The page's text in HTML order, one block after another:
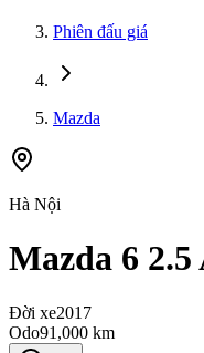
Phiên đấu giá
Mazda
Hà Nội
Mazda 6
Đời xe2017
Odo91,000 km